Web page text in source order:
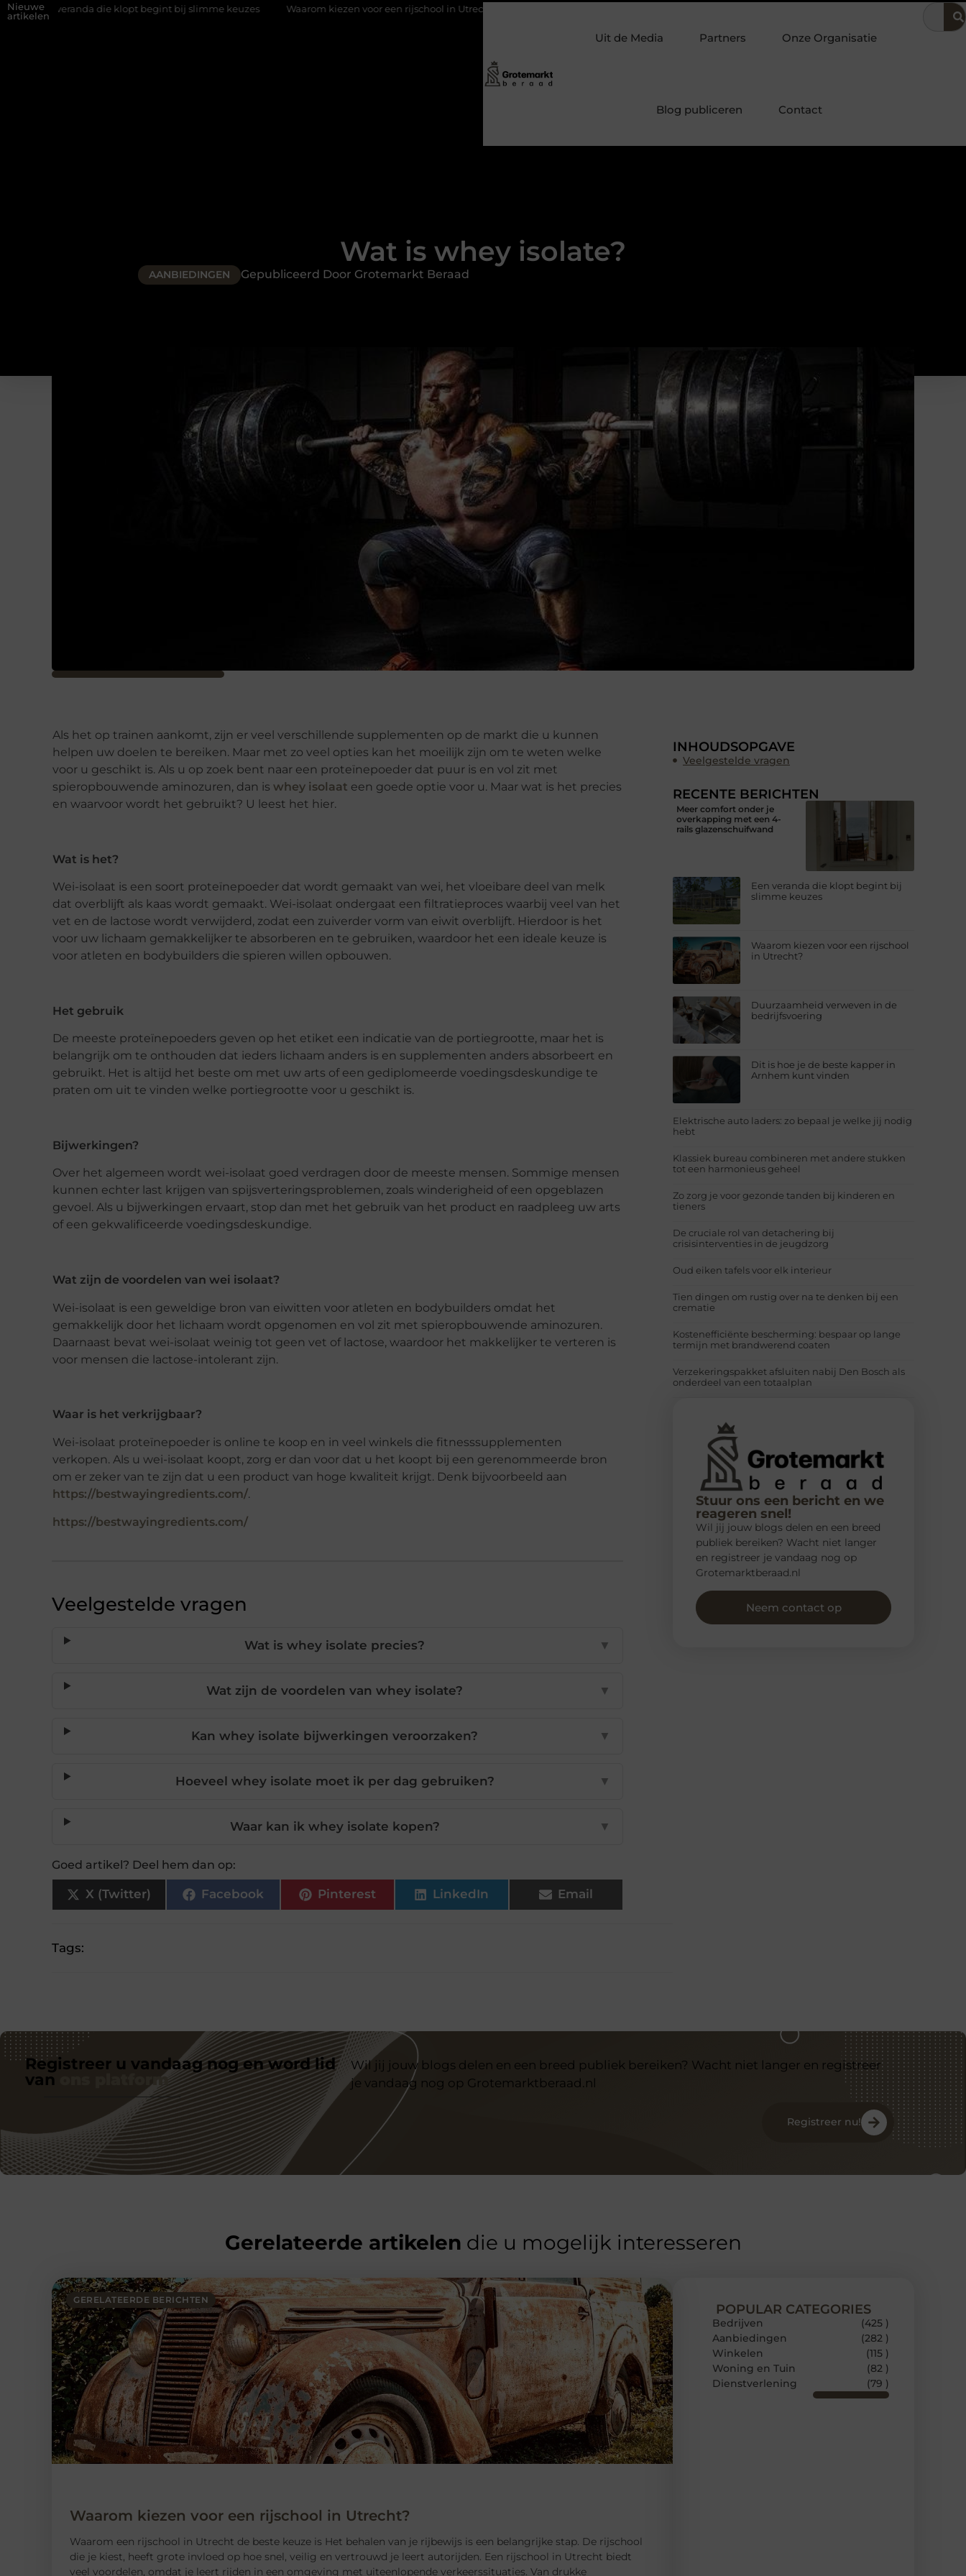
Nieuwe
artikelen
die klopt begint bij slimme keuzes Waarom kiezen voor een rijschool in Utrecht? Duurzaamheid verweven in de bedrijfsvoering
Uit de Media Partners Onze Organisatie
Blog publiceren Contact
Wat is whey isolate?
AANBIEDINGEN Gepubliceerd Door Grotemarkt Beraad
Als het op trainen aankomt, zijn er veel verschillende supplementen op de markt die u kunnen
helpen uw doelen te bereiken. Maar met zo veel opties kan het moeilijk zijn om te weten welke
voor u geschikt is. Als u op zoek bent naar een proteïnepoeder dat puur is en vol zit met
spieropbouwende aminozuren, dan is whey isolaat een goede optie voor u. Maar wat is het precies
en waarvoor wordt het gebruikt? U leest het hier.
Wat is het?
Wei-isolaat is een soort proteïnepoeder dat wordt gemaakt van wei, het vloeibare deel van melk
dat overblijft als kaas wordt gemaakt. Wei-isolaat ondergaat een filtratieproces waarbij veel van het
vet en de lactose wordt verwijderd, zodat een zuiverder vorm van eiwit overblijft. Hierdoor is het
voor uw lichaam gemakkelijker te absorberen en te gebruiken, waardoor het een ideale keuze is
voor atleten en bodybuilders die spieren willen opbouwen.
Het gebruik
De meeste proteïnepoeders geven op het etiket een indicatie van de portiegrootte, maar het is
belangrijk om te onthouden dat ieders lichaam anders is en supplementen anders absorbeert en
gebruikt. Het is altijd het beste om met uw arts of een gediplomeerde voedingsdeskundige te
praten om uit te vinden welke portiegrootte voor u geschikt is.
Bijwerkingen?
Over het algemeen wordt wei-isolaat goed verdragen door de meeste mensen. Sommige mensen
kunnen echter last krijgen van spijsverteringsproblemen, zoals winderigheid of een opgeblazen
gevoel. Als u bijwerkingen ervaart, stop dan met het gebruik van het product en raadpleeg uw arts
of een gekwalificeerde voedingsdeskundige.
Wat zijn de voordelen van wei isolaat?
Wei-isolaat is een geweldige bron van eiwitten voor atleten en bodybuilders omdat het
gemakkelijk door het lichaam wordt opgenomen en vol zit met spieropbouwende aminozuren.
Daarnaast bevat wei-isolaat weinig tot geen vet of lactose, waardoor het makkelijker te verteren is
voor mensen die lactose-intolerant zijn.
Waar is het verkrijgbaar?
Wei-isolaat proteïnepoeder is online te koop en in veel winkels die fitnesssupplementen
verkopen. Als u wei-isolaat koopt, zorg er dan voor dat u het koopt bij een gerenommeerde bron
om er zeker van te zijn dat u een product van hoge kwaliteit krijgt. Denk bijvoorbeeld aan
https://bestwayingredients.com/.
https://bestwayingredients.com/
Veelgestelde vragen
Wat is whey isolate precies? ▼
Wat zijn de voordelen van whey isolate? ▼
Kan whey isolate bijwerkingen veroorzaken? ▼
Hoeveel whey isolate moet ik per dag gebruiken? ▼
Waar kan ik whey isolate kopen? ▼
Goed artikel? Deel hem dan op:
X (Twitter) Facebook Pinterest LinkedIn Email
Tags:
INHOUDSOPGAVE
Veelgestelde vragen
RECENTE BERICHTEN
Meer comfort onder je
overkapping met een 4-
rails glazenschuifwand
Een veranda die klopt begint bij
slimme keuzes
Waarom kiezen voor een rijschool
in Utrecht?
Duurzaamheid verweven in de
bedrijfsvoering
Dit is hoe je de beste kapper in
Arnhem kunt vinden
Elektrische auto laders: zo bepaal je welke jij nodig
hebt
Klassiek bureau combineren met andere stukken
tot een harmonieus geheel
Zo zorg je voor gezonde tanden bij kinderen en
tieners
De cruciale rol van detachering bij
crisisinterventies in de jeugdzorg
Oud eiken tafels voor elk interieur
Tien dingen om rustig over na te denken bij een
crematie
Kostenefficiënte bescherming: bespaar op lange
termijn met brandwerend coaten
Verzekeringspakket afsluiten nabij Den Bosch als
onderdeel van een totaalplan
Stuur ons een bericht en we
reageren snel!
Wil jij jouw blogs delen en een breed
publiek bereiken? Wacht niet langer
en registreer je vandaag nog op
Grotemarktberaad.nl
Neem contact op
Registreer u vandaag nog en word lid
van
ons platform
Wil jij jouw blogs delen en een breed publiek bereiken? Wacht niet langer en registreer
je vandaag nog op Grotemarktberaad.nl
Registreer nu!
Gerelateerde artikelen die u mogelijk interesseren
GERELATEERDE BERICHTEN
Waarom kiezen voor een rijschool in Utrecht?
Waarom een ​​rijschool in Utrecht de beste keuze is Het behalen van je rijbewijs is een belangrijke stap. De rijschool
die je kiest, heeft grote invloed op hoe snel, veilig en vertrouwd je leert autorijden. Een rijschool in Utrecht biedt
veel voordelen, omdat je leert rijden in een omgeving met uiteenlopende verkeerssituaties. Van drukke
POPULAR CATEGORIES
Bedrijven
(425 )
Aanbiedingen
(282 )
Winkelen
(115 )
Woning en Tuin
(82 )
Dienstverlening
(79 )